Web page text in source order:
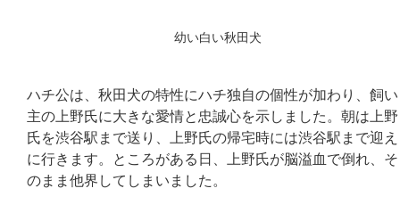
幼い白い秋田犬
ハチ公は、秋田犬の特性にハチ独自の個性が加わり、飼い
主の上野氏に大きな愛情と忠誠心を示しました。朝は上野
氏を渋谷駅まで送り、上野氏の帰宅時には渋谷駅まで迎え
に行きます。ところがある日、上野氏が脳溢血で倒れ、そ
のまま他界してしまいました。